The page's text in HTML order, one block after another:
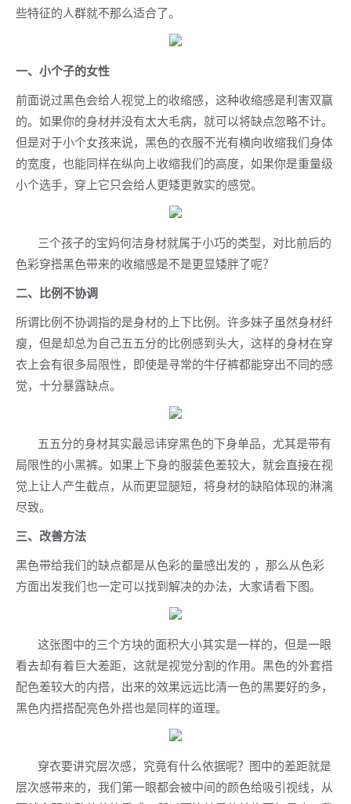
些特征的人群就不那么适合了。
一、小个子的女性
前面说过黑色会给人视觉上的收缩感，这种收缩感是利害双赢
的。如果你的身材并没有太大毛病，就可以将缺点忽略不计。
但是对于小个女孩来说，黑色的衣服不光有横向收缩我们身体
的宽度，也能同样在纵向上收缩我们的高度，如果你是重量级
小个选手，穿上它只会给人更矮更敦实的感觉。
三个孩子的宝妈何洁身材就属于小巧的类型，对比前后的
色彩穿搭黑色带来的收缩感是不是更显矮胖了呢？
二、比例不协调
所谓比例不协调指的是身材的上下比例。许多妹子虽然身材纤
瘦，但是却总为自己五五分的比例感到头大，这样的身材在穿
衣上会有很多局限性，即使是寻常的牛仔裤都能穿出不同的感
觉，十分暴露缺点。
五五分的身材其实最忌讳穿黑色的下身单品，尤其是带有
局限性的小黑裤。如果上下身的服装色差较大，就会直接在视
觉上让人产生截点，从而更显腿短，将身材的缺陷体现的淋漓
尽致。
三、改善方法
黑色带给我们的缺点都是从色彩的量感出发的 ，那么从色彩
方面出发我们也一定可以找到解决的办法，大家请看下图。
这张图中的三个方块的面积大小其实是一样的，但是一眼
看去却有着巨大差距，这就是视觉分割的作用。黑色的外套搭
配色差较大的内搭，出来的效果远远比清一色的黑要好的多，
黑色内搭搭配亮色外搭也是同样的道理。
穿衣要讲究层次感，究竟有什么依据呢？图中的差距就是
层次感带来的，我们第一眼都会被中间的颜色给吸引视线，从